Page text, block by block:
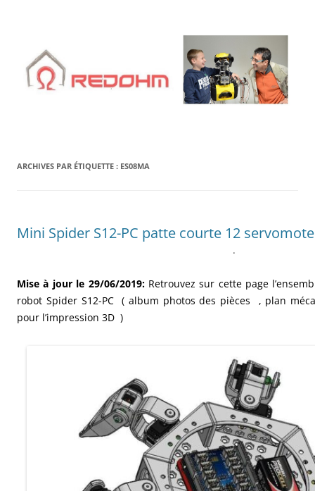
ARCHIVES PAR ÉTIQUETTE : ES08MA
Mini Spider S12-PC patte courte 12
.
Mise à jour le 29/06/2019: Retrouvez sur cette page
robot Spider S12-PC ( album photos des pièces , plan
pour l’impression 3D )